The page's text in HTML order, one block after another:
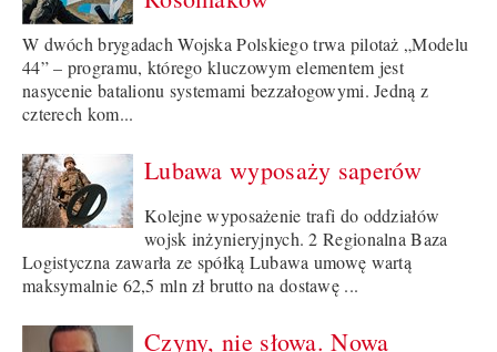
W dwóch brygadach Wojska Polskiego trwa pilotaż „Modelu
44” – programu, którego kluczowym elementem jest
nasycenie batalionu systemami bezzałogowymi. Jedną z
czterech kom...
Lubawa wyposaży saperów
Kolejne wyposażenie trafi do oddziałów
wojsk inżynieryjnych. 2 Regionalna Baza
Logistyczna zawarła ze spółką Lubawa umowę wartą
maksymalnie 62,5 mln zł brutto na dostawę ...
Czyny, nie słowa. Nowa